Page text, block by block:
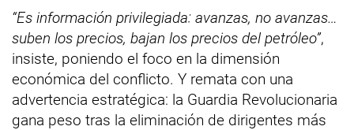
“Es información privilegiada: avanzas, no avanzas…
suben los precios, bajan los precios del petróleo”,
insiste, poniendo el foco en la dimensión
económica del conflicto. Y remata con una
advertencia estratégica: la Guardia Revolucionaria
gana peso tras la eliminación de dirigentes más